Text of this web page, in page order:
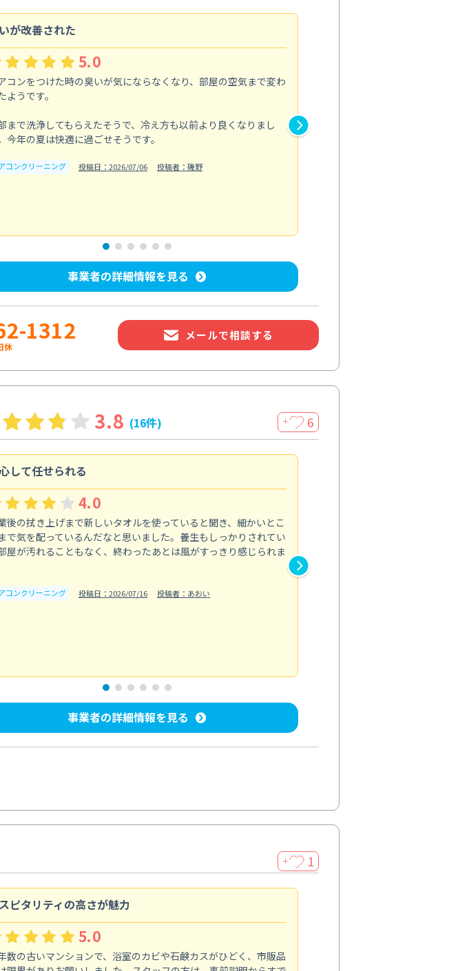
が改善された
5.0
コンをつけた時の臭いが気にならなくなり、部屋の空気まで変わ
ようです。
まで洗浄してもらえたそうで、冷え方も以前より良くなりまし
今年の夏は快適に過ごせそうです。
コンクリーニング 投稿日：2026/07/06 投稿者：磯野
事業者の詳細情報を見る
1312
休
メールで相談する
3.8 (16件) ＋ 6
して任せられる
4.0
後の拭き上げまで新しいタオルを使っていると聞き、細かいとこ
で気を配っているんだなと思いました。養生もしっかりされてい
屋が汚れることもなく、終わったあとは風がすっきり感じられま
コンクリーニング 投稿日：2026/07/16 投稿者：あおい
事業者の詳細情報を見る
＋ 1
ピタリティの高さが魅力
5.0
数の古いマンションで、浴室のカビや石鹸カスがひどく、市販品